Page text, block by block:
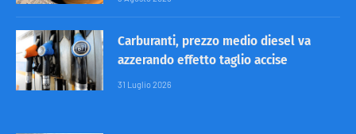
Carburanti, prezzo medio diesel va
azzerando effetto taglio accise
31 Luglio 2026